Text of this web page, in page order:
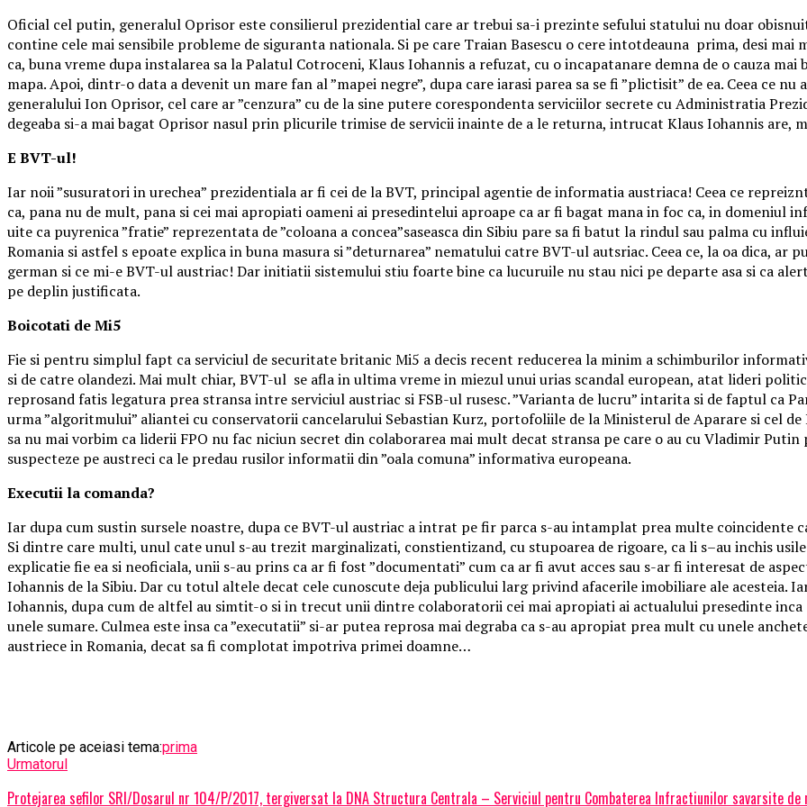
Oficial cel putin, generalul Oprisor este consilierul prezidential care ar trebui sa-i prezinte sefului statului nu doar
contine cele mai sensibile probleme de siguranta nationala. Si pe care Traian Basescu o cere intotdeauna prima, desi
ca, buna vreme dupa instalarea sa la Palatul Cotroceni, Klaus Iohannis a refuzat, cu o incapatanare demna de o cauza mai
mapa. Apoi, dintr-o data a devenit un mare fan al ”mapei negre”, dupa care iarasi parea sa se fi ”plictisit” de ea. Ceea ce
generalului Ion Oprisor, cel care ar ”cenzura” cu de la sine putere corespondenta serviciilor secrete cu Administratia
degeaba si-a mai bagat Oprisor nasul prin plicurile trimise de servicii inainte de a le returna, intrucat Klaus Iohannis are,
E BVT-ul!
Iar noii ”susuratori in urechea” prezidentiala ar fi cei de la BVT, principal agentie de informatia austriaca! Ceea ce
ca, pana nu de mult, pana si cei mai apropiati oameni ai presedintelui aproape ca ar fi bagat mana in foc ca, in domeniul
uite ca puyrenica ”fratie” reprezentata de ”coloana a concea”saseasca din Sibiu pare sa fi batut la rindul sau palma cu
Romania si astfel s epoate explica in buna masura si ”deturnarea” nematului catre BVT-ul autsriac. Ceea ce, la oa dica, ar
german si ce mi-e BVT-ul austriac! Dar initiatii sistemului stiu foarte bine ca lucuruile nu stau nici pe departe asa si ca
pe deplin justificata.
Boicotati de Mi5
Fie si pentru simplul fapt ca serviciul de securitate britanic Mi5 a decis recent reducerea la minim a schimburilor
si de catre olandezi. Mai mult chiar, BVT-ul se afla in ultima vreme in miezul unui urias scandal european, atat lideri
reprosand fatis legatura prea stransa intre serviciul austriac si FSB-ul rusesc. ”Varianta de lucru” intarita si de faptul ca
urma ”algoritmului” aliantei cu conservatorii cancelarului Sebastian Kurz, portofoliile de la Ministerul de Aparare si cel
sa nu mai vorbim ca liderii FPO nu fac niciun secret din colaborarea mai mult decat stransa pe care o au cu Vladimir
suspecteze pe austreci ca le predau rusilor informatii din ”oala comuna” informativa europeana.
Executii la comanda?
Iar dupa cum sustin sursele noastre, dupa ce BVT-ul austriac a intrat pe fir parca s-au intamplat prea multe coincidente
Si dintre care multi, unul cate unul s-au trezit marginalizati, constientizand, cu stupoarea de rigoare, ca li s–au inchis
explicatie fie ea si neoficiala, unii s-au prins ca ar fi fost ”documentati” cum ca ar fi avut acces sau s-ar fi interesat de
Iohannis de la Sibiu. Dar cu totul altele decat cele cunoscute deja publicului larg privind afacerile imobiliare ale acesteia.
Iohannis, dupa cum de altfel au simtit-o si in trecut unii dintre colaboratorii cei mai apropiati ai actualului presedinte inca
unele sumare. Culmea este insa ca ”executatii” si-ar putea reprosa mai degraba ca s-au apropiat prea mult cu unele
austriece in Romania, decat sa fi complotat impotriva primei doamne…
Articole pe aceiasi tema:prima
Urmatorul
Protejarea sefilor SRI/Dosarul nr 104/P/2017, tergiversat la DNA Structura Centrala – Serviciul pentru Combaterea Infractiunilor savarsite